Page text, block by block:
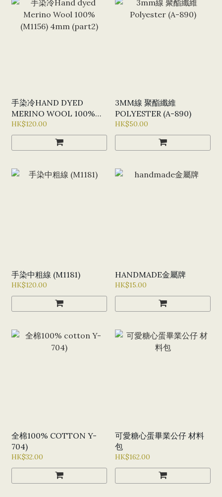
手染冷HAND DYED
MERINO WOOL 100%
(M1156) 4MM (PART2)
HK$120.00
3MM線 聚酯纖維
POLYESTER (A-890)
HK$50.00
手染中粗線 (M1181)
HK$120.00
HANDMADE金屬牌
HK$15.00
全棉100% COTTON Y-
704)
HK$32.00
可愛糖心蛋畢業公仔 材料
包
HK$162.00